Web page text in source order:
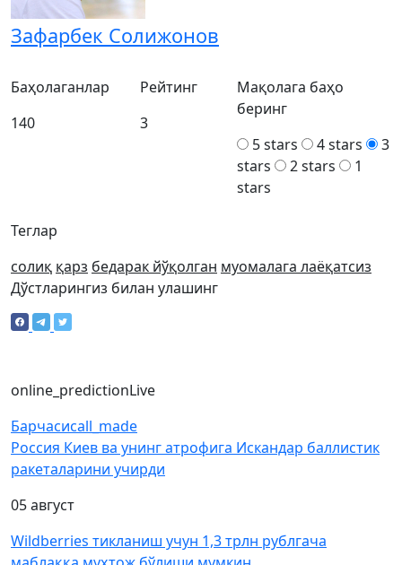
Зафарбек Солижонов
Теглар
солиқ қарз бедарак йўқолган муомалага лаёқатсиз
Баҳолаганлар
140
Рейтинг
3
Мақолага баҳо
беринг
5 stars
4 stars
3
stars
2 stars
1
stars
Дўстларингиз билан улашинг
online_predictionLive
Барчасиcall_made
Россия Киев ва унинг атрофига Искандар баллистик
ракеталарини учирди
05 август
Wildberries тикланиш учун 1,3 трлн рублгача